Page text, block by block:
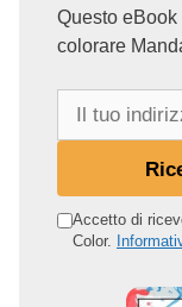
Questo
colorare
o Accetto di
Color.